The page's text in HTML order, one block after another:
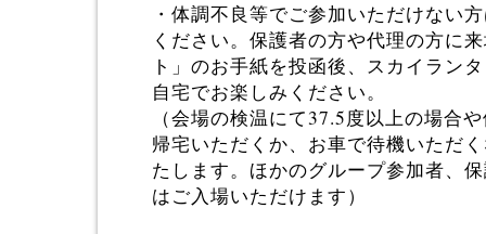
・体調不良等でご参加いただけない
ください。保護者の方や代理の方に
ト」のお手紙を投函後、スカイラン
自宅でお楽しみください。
（会場の検温にて37.5度以上の場合
帰宅いただくか、お車で待機いただ
たします。ほかのグループ参加者、
はご入場いただけます）